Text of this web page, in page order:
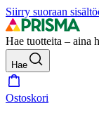
Siirry suoraan
Hae tuotteita – aina
Hae
Ostoskori